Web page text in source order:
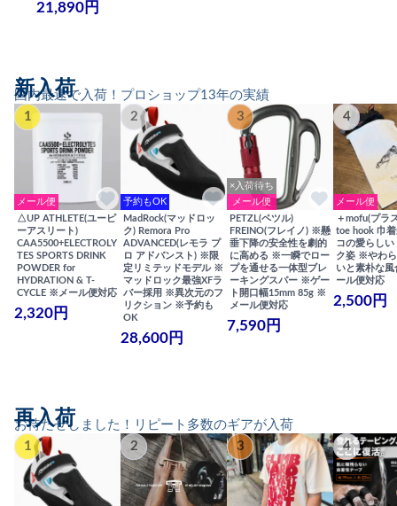
21,890円
国内最速で入荷！プロショップ13年の実績
新入荷
1
メール便
△UP ATHLETE(ユーピ
ーアスリート)
CAA5500+ELECTROLY
TES SPORTS DRINK
POWDER for
HYDRATION & T-
CYCLE ※メール便対応
2,320円
2
予約もOK
MadRock(マッドロッ
ク) Remora Pro
ADVANCED(レモラ プ
ロ アドバンスト) ※限
定リミテッドモデル ※
マッドロック最強XFラ
バー採用 ※異次元のフ
リクション ※予約も
OK
28,600円
3
×入荷待ち
メール便
PETZL(ペツル)
FREINO(フレイノ) ※懸
垂下降の安全性を劇的
に高める ※一瞬でロー
プを通せる一体型ブレ
ーキングスパー ※ゲー
ト開口幅15mm 85g ※
メール便対応
7,590円
4
メール便
＋mofu(プラ
toe hook 巾
コの愛らしい
ク姿 ※やわ
いと素朴な
ール便対応
2,500円
お待たせしました！リピート多数のギアが入荷
再入荷
1 2 3 4